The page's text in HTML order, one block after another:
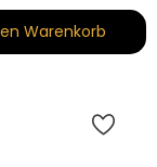
Warenkorb